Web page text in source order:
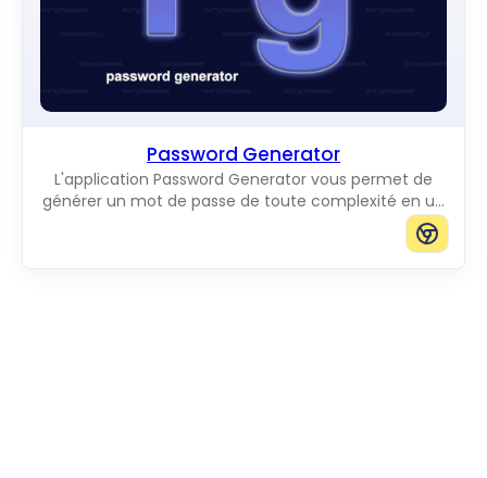
Password Generator
L'application Password Generator vous permet de
générer un mot de passe de toute complexité en un